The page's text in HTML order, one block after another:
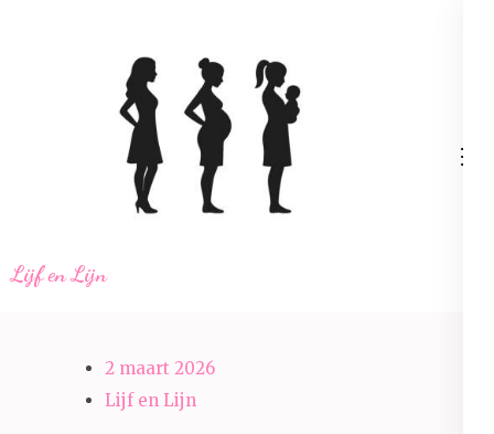
Lijf en Lijn
2 maart 2026
Lijf en Lijn